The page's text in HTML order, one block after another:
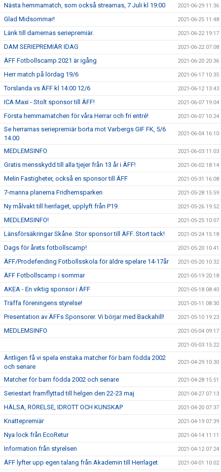
Nästa hemmamatch, som också streamas, 7 Juli kl 19:00 2021-06-29 11:36
Glad Midsommar! 2021-06-25 11:48
Länk till damernas seriepremiär. 2021-06-22 19:17
DAM SERIEPREMIÄR IDAG 2021-06-22 07:08
ÄFF Fotbollscamp 2021 är igång 2021-06-20 20:36
Herr match på lördag 19/6 2021-06-17 10:35
Torslanda vs ÄFF kl 14:00 12/6 2021-06-12 13:43
ICA Maxi - Stolt sponsor till ÄFF! 2021-06-07 19:04
Första hemmamatchen för våra Herrar och fri entré! 2021-06-07 10:24
Se herrarnas seriepremiär borta mot Varbergs GIF FK, 5/6
14.00
2021-06-04 16:10
MEDLEMSINFO 2021-06-03 11:03
Gratis mensskydd till alla tjejer från 13 år i ÄFF! 2021-06-02 18:14
Melin Fastigheter, också en sponsor till ÄFF 2021-05-31 16:08
7-manna planerna Fridhemsparken 2021-05-28 15:59
Ny målvakt till herrlaget, upplyft från P19. 2021-05-26 19:52
MEDLEMSINFO! 2021-05-25 10:07
Länsförsäkringar Skåne. Stor sponsor till ÄFF. Stort tack! 2021-05-24 15:18
Dags för årets fotbollscamp! 2021-05-20 10:41
ÄFF/Prodefending Fotbollsskola för äldre spelare 14-17år 2021-05-20 10:32
ÄFF Fotbollscamp i sommar 2021-05-19 20:18
AKEA - En viktig sponsor i ÄFF 2021-05-18 08:40
Träffa föreningens styrelse! 2021-05-11 08:30
Presentation av ÄFFs Sponsorer. Vi börjar med Backahill! 2021-05-10 19:23
MEDLEMSINFO 2021-05-04 09:17
2021-05-03 15:22
Äntligen få vi spela enstaka matcher för barn födda 2002
och senare
2021-04-29 10:30
Matcher för barn födda 2002 och senare 2021-04-28 15:51
Seriestart framflyttad till helgen den 22-23 maj 2021-04-27 07:13
HÄLSA, RÖRELSE, IDROTT OCH KUNSKAP 2021-04-20 07:37
Knattepremiär 2021-04-19 07:39
Nya lock från EcoRetur 2021-04-14 11:11
Information från styrelsen 2021-04-12 07:24
ÄFF lyfter upp egen talang från Akademin till Herrlaget 2021-04-01 10:02